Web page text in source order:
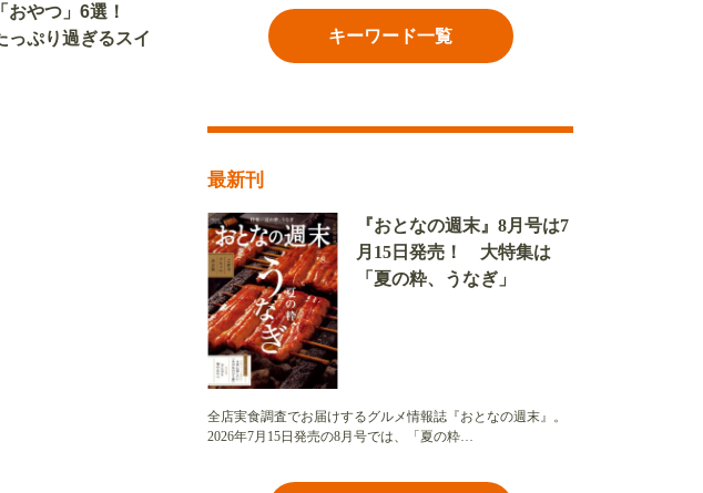
おやつ」6選！
っぷり過ぎるスイ
キーワード一覧
最新刊
『おとなの週末』8月号は7
月15日発売！ 大特集は
「夏の粋、うなぎ」
全店実食調査でお届けするグルメ情報誌『おとなの週末』。
2026年7月15日発売の8月号では、「夏の粋…